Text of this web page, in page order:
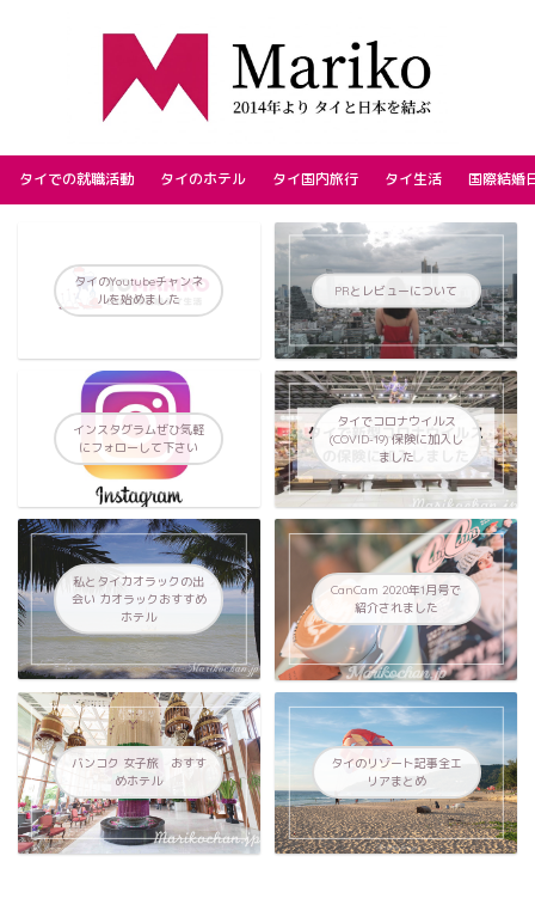
タイでの就職活動 タイのホテル タイ国内旅行 タイ生活 国際結婚
タイのYoutubeチャンネ
ルを始めました
PRとレビューについて
インスタグラムぜひ気軽
にフォローして下さい
タイでコロナウイルス
(COVID-19) 保険に加入し
ました
私とタイカオラックの出
会い カオラックおすすめ
ホテル
CanCam 2020年1月号で
紹介されました
バンコク 女子旅 おすす
めホテル
タイのリゾート記事全エ
リアまとめ